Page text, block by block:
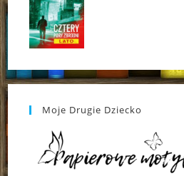
Moje Drugie Dziecko